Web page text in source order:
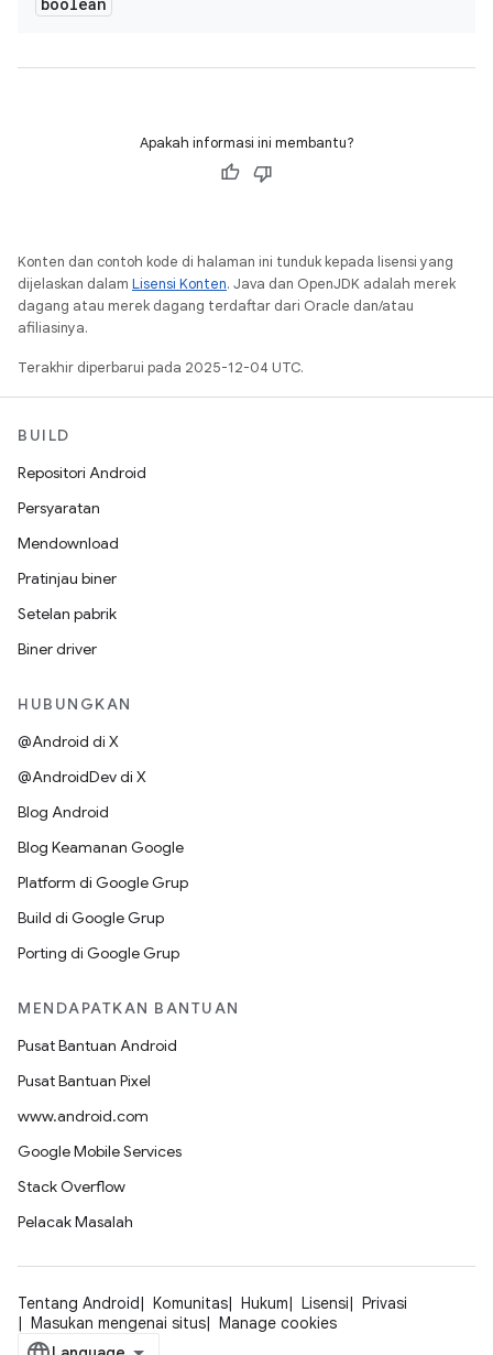
Apakah informasi ini membantu?
Konten dan contoh kode di halaman ini tunduk kepada lisensi yang
dijelaskan dalam Lisensi Konten. Java dan OpenJDK adalah merek
dagang atau merek dagang terdaftar dari Oracle dan/atau
afiliasinya.
Terakhir diperbarui pada 2025-12-04 UTC.
BUILD
Repositori Android
Persyaratan
Mendownload
Pratinjau biner
Setelan pabrik
Biner driver
HUBUNGKAN
@Android di X
@AndroidDev di X
Blog Android
Blog Keamanan Google
Platform di Google Grup
Build di Google Grup
Porting di Google Grup
MENDAPATKAN BANTUAN
Pusat Bantuan Android
Pusat Bantuan Pixel
www.android.com
Google Mobile Services
Stack Overflow
Pelacak Masalah
Tentang Android Komunitas Hukum Lisensi
Privasi
Masukan mengenai situs
Manage cookies